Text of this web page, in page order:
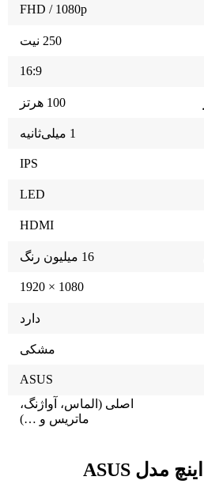
FHD / 1080p
250 نیت
16:9
100 هرتز
1 میلی‌ثانیه
IPS
LED
HDMI
16 میلیون رنگ
1080 × 1920
دارد
مشکی
ASUS
اصلی (الماس، آواژنگ،
ماتریس و …)
مانیتور ایسوس 24 اینچ مدل ASUS